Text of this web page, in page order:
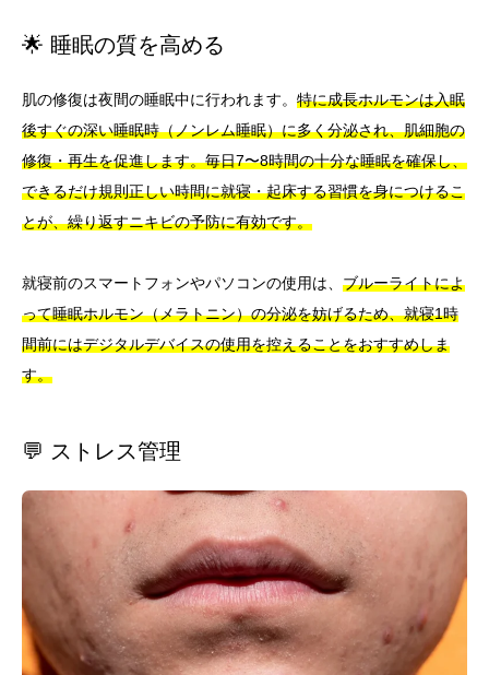
🌟 睡眠の質を高める
肌の修復は夜間の睡眠中に行われます。 特に成長ホルモンは入眠
後すぐの深い睡眠時（ノンレム睡眠）に多く分泌され、肌細胞の
修復・再生を促進します。毎日7〜8時間の十分な睡眠を確保し、
できるだけ規則正しい時間に就寝・起床する習慣を身につけるこ
とが、繰り返すニキビの予防に有効です。
就寝前のスマートフォンやパソコンの使用は、 ブルーライトによ
って睡眠ホルモン（メラトニン）の分泌を妨げるため、就寝1時
間前にはデジタルデバイスの使用を控えることをおすすめしま
す。
💬 ストレス管理